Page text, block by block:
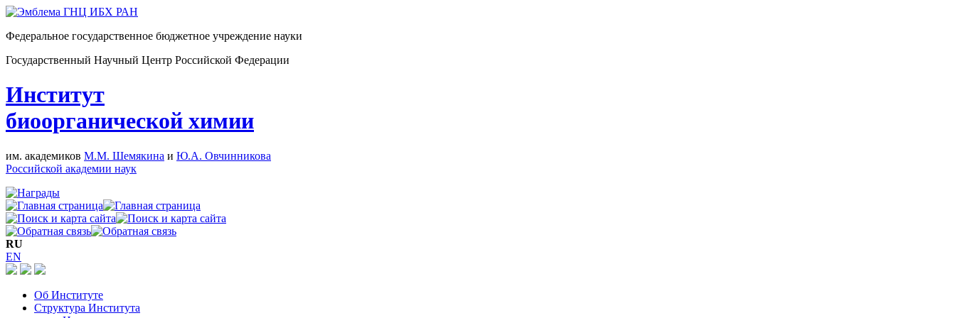
Федеральное государственное бюджетное учреждение науки
Государственный Научный Центр Российской Федерации
Институт
биоорганической химии
им. академиков М.М. Шемякина и Ю.А. Овчинникова
Российской академии наук
RU
EN
Об Институте
Структура Института